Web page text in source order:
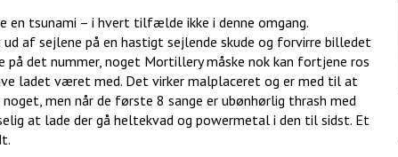
en tsunami – i hvert tilfælde ikke i denne omgang.
af sejlene på en hastigt sejlende skude og forvirre billedet
det nummer, noget Mortillery måske nok kan fortjene ros
ladet været med. Det virker malplaceret og er med til at
men når de første 8 sange er ubønhørlig thrash med
at lade der gå heltekvad og powermetal i den til sidst. Et